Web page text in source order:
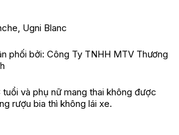
Ugni Blanc
phối bởi: Công Ty TNHH MTV Thương
tuổi và phụ nữ mang thai không được
rượu bia thì không lái xe.